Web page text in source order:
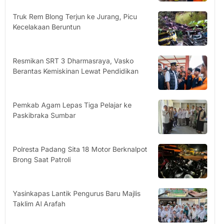
Truk Rem Blong Terjun ke Jurang, Picu
Kecelakaan Beruntun
Resmikan SRT 3 Dharmasraya, Vasko
Berantas Kemiskinan Lewat Pendidikan
Pemkab Agam Lepas Tiga Pelajar ke
Paskibraka Sumbar
Polresta Padang Sita 18 Motor Berknalpot
Brong Saat Patroli
Yasinkapas Lantik Pengurus Baru Majlis
Taklim Al Arafah